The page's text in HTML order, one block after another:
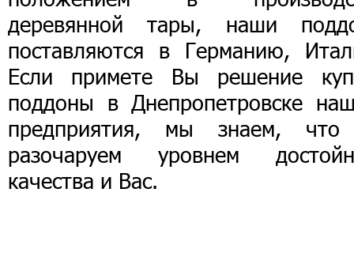
деревянной тары, наши
поставляются в Германию,
Если примете Вы решение
поддоны в Днепропетровске
предприятия, мы знаем,
разочаруем уровнем
качества и Вас.